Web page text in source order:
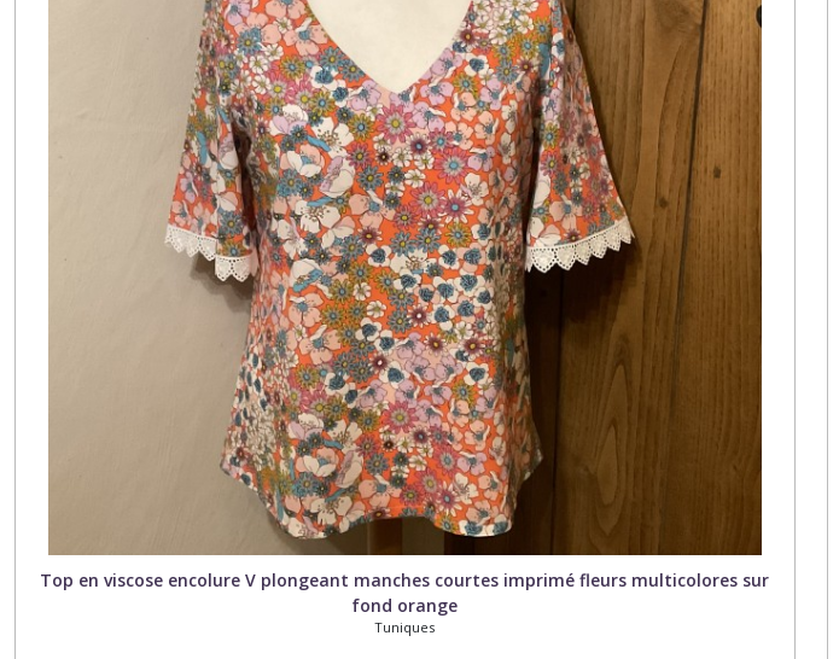
Top en viscose encolure V plongeant manches courtes imprimé fleurs multicolores sur
fond orange
Tuniques